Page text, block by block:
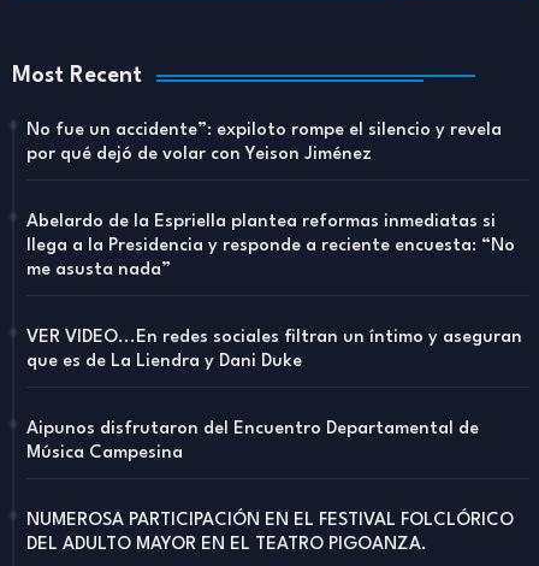
Most Recent
No fue un accidente”: expiloto rompe el silencio y revela
por qué dejó de volar con Yeison Jiménez
Abelardo de la Espriella plantea reformas inmediatas si
llega a la Presidencia y responde a reciente encuesta: “No
me asusta nada”
VER VIDEO...En redes sociales filtran un íntimo y aseguran
que es de La Liendra y Dani Duke
Aipunos disfrutaron del Encuentro Departamental de
Música Campesina
NUMEROSA PARTICIPACIÓN EN EL FESTIVAL FOLCLÓRICO
DEL ADULTO MAYOR EN EL TEATRO PIGOANZA.